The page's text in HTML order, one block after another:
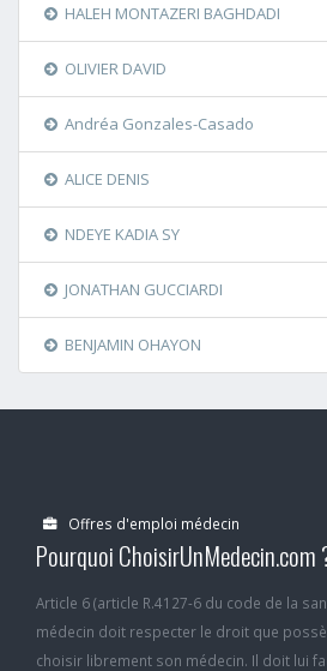
HALEH MONTAZERI BAGHDADI
OLIVIER DAVID
Andréa Gonzales-Casado
ALICE DENIS
NDEYE KADIA SY
JONATHAN GUCCIARDI
BENJAMIN OHAYON
Offres d'emploi médecin
Pourquoi ChoisirUnMedecin.com
Article 6 (article R.4127-6 du code de la
médecin doit respecter le droit que
choisir librement son médecin. Il doit lui